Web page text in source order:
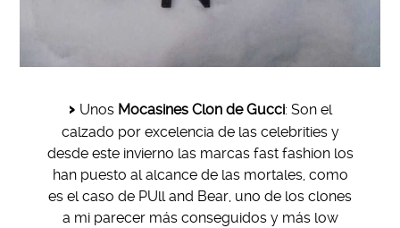
Unos Mocasines Clon de Gucci: Son el
calzado por excelencia de las celebrities y
desde este invierno las marcas fast fashion los
han puesto al alcance de las mortales, como
es el caso de PUll and Bear, uno de los clones
a mi parecer más conseguidos y más low